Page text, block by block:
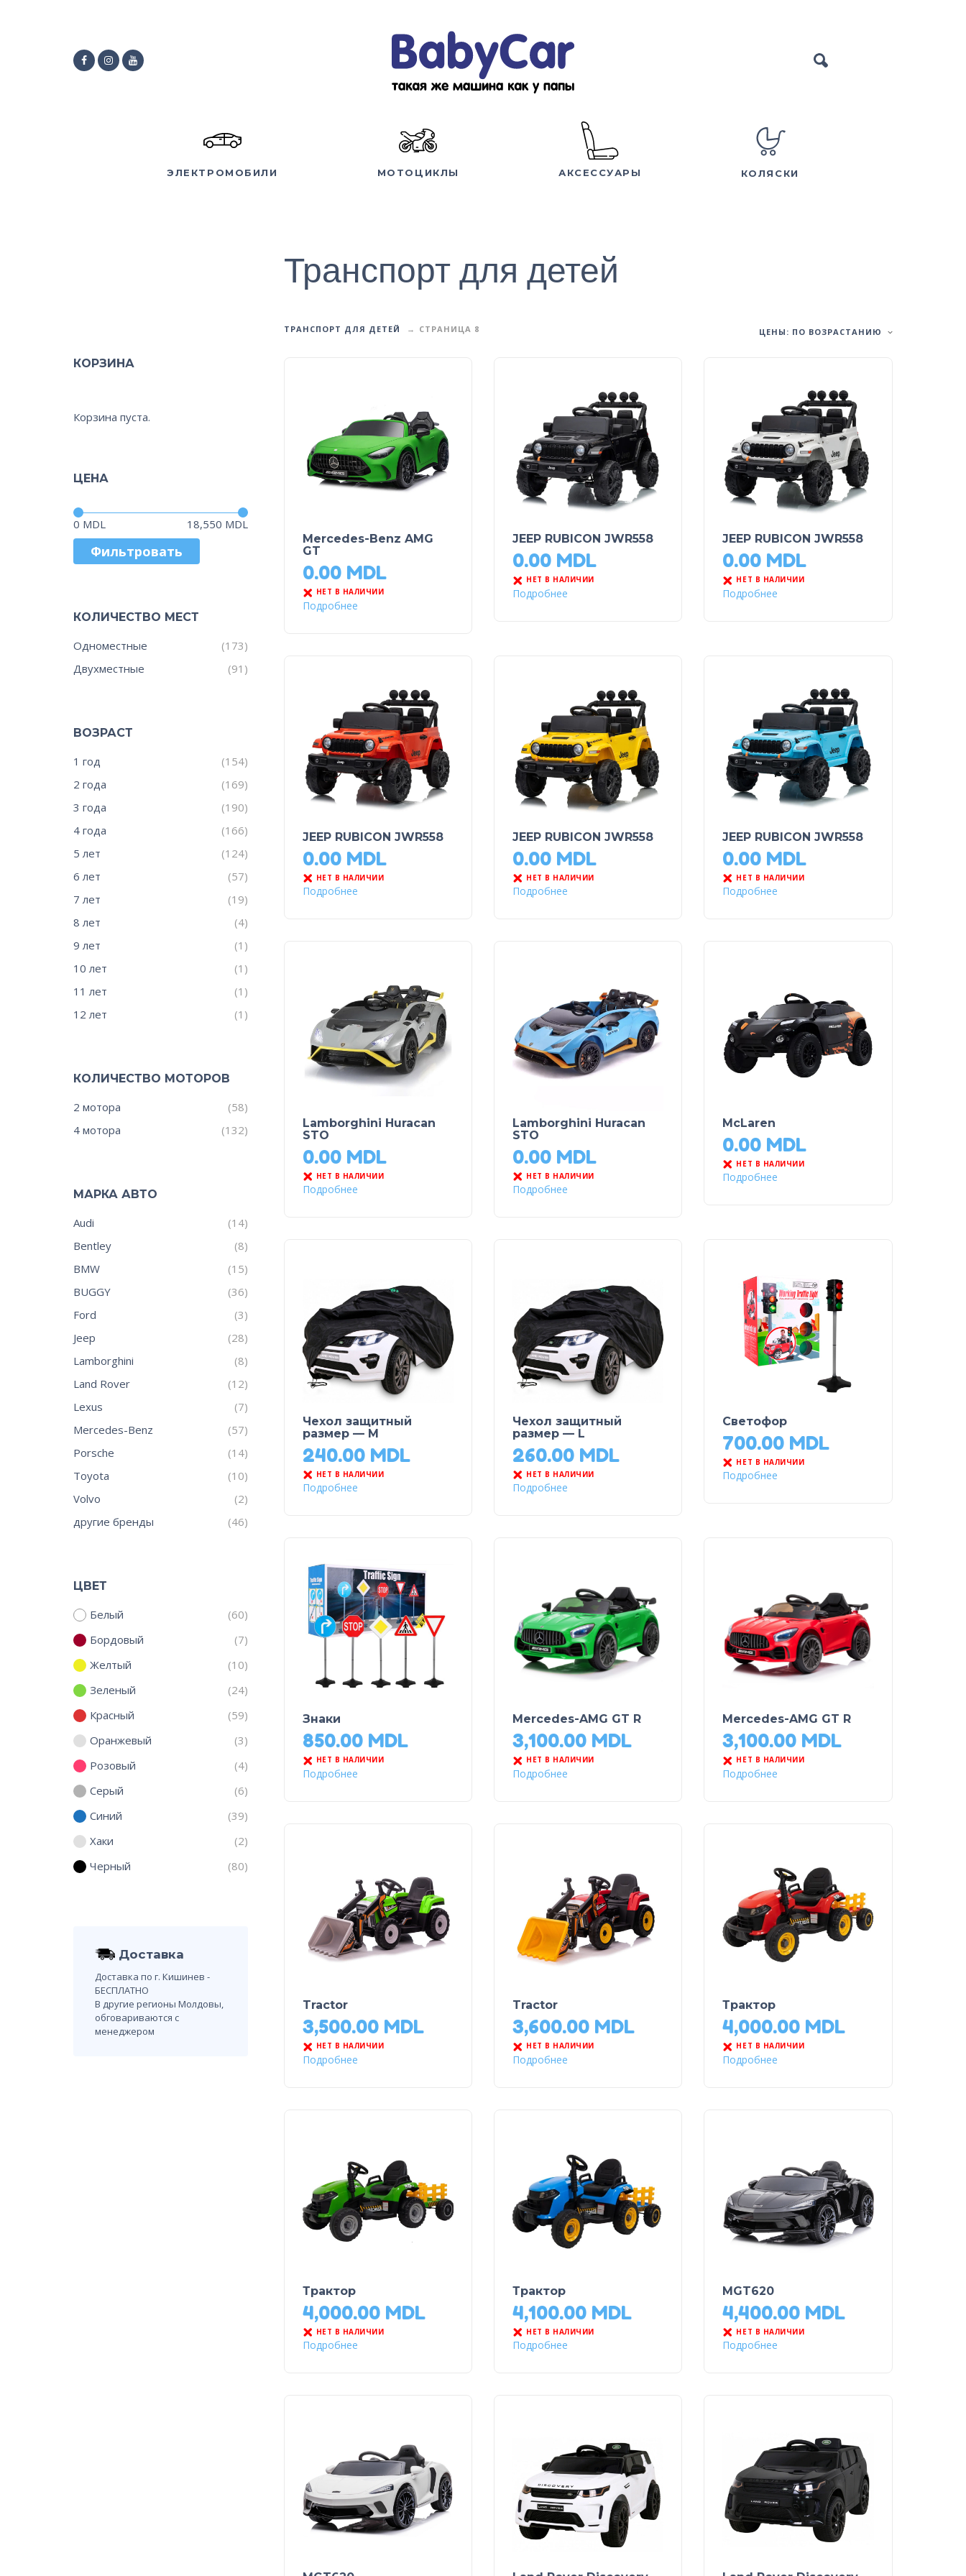
ЭЛЕКТРОМОБИЛИ МОТОЦИКЛЫ АКСЕССУАРЫ КОЛЯСКИ
Транспорт для детей
ТРАНСПОРТ ДЛЯ ДЕТЕЙ СТРАНИЦА 8 ЦЕНЫ: ПО ВОЗРАСТАНИЮ
КОРЗИНА
Корзина пуста.
ЦЕНА
Фильтровать
0 MDL 18,550 MDL
КОЛИЧЕСТВО МЕСТ
Одноместные
(173)
Двухместные
(91)
ВОЗРАСТ
1 год
(154)
2 года
(169)
3 года
(190)
4 года
(166)
5 лет
(124)
6 лет
(57)
7 лет
(19)
8 лет
(4)
9 лет
(1)
10 лет
(1)
11 лет
(1)
12 лет
(1)
КОЛИЧЕСТВО МОТОРОВ
2 мотора
(58)
4 мотора
(132)
МАРКА АВТО
Audi
(14)
Bentley
(8)
BMW
(15)
BUGGY
(36)
Ford
(3)
Jeep
(28)
Lamborghini
(8)
Land Rover
(12)
Lexus
(7)
Mercedes-Benz
(57)
Porsche
(14)
Toyota
(10)
Volvo
(2)
другие бренды
(46)
ЦВЕТ
Белый
(60)
Бордовый
(7)
Желтый
(10)
Зеленый
(24)
Красный
(59)
Оранжевый
(3)
Розовый
(4)
Серый
(6)
Синий
(39)
Хаки
(2)
Черный
(80)
Доставка
Доставка по г. Кишинев -
БЕСПЛАТНО
В другие регионы Молдовы,
обговариваются с
менеджером
Mercedes-Benz AMG
GT
0.00 MDL
НЕТ В НАЛИЧИИ
Подробнее
JEEP RUBICON JWR558
0.00 MDL
НЕТ В НАЛИЧИИ
Подробнее
JEEP RUBICON JWR558
0.00 MDL
НЕТ В НАЛИЧИИ
Подробнее
JEEP RUBICON JWR558
0.00 MDL
НЕТ В НАЛИЧИИ
Подробнее
JEEP RUBICON JWR558
0.00 MDL
НЕТ В НАЛИЧИИ
Подробнее
JEEP RUBICON JWR558
0.00 MDL
НЕТ В НАЛИЧИИ
Подробнее
Lamborghini Huracan
STO
0.00 MDL
НЕТ В НАЛИЧИИ
Подробнее
Lamborghini Huracan
STO
0.00 MDL
НЕТ В НАЛИЧИИ
Подробнее
McLaren
0.00 MDL
НЕТ В НАЛИЧИИ
Подробнее
Чехол защитный
размер — M
240.00 MDL
НЕТ В НАЛИЧИИ
Подробнее
Чехол защитный
размер — L
260.00 MDL
НЕТ В НАЛИЧИИ
Подробнее
Светофор
700.00 MDL
НЕТ В НАЛИЧИИ
Подробнее
Знаки
850.00 MDL
НЕТ В НАЛИЧИИ
Подробнее
Mercedes-AMG GT R
3,100.00 MDL
НЕТ В НАЛИЧИИ
Подробнее
Mercedes-AMG GT R
3,100.00 MDL
НЕТ В НАЛИЧИИ
Подробнее
Tractor
3,500.00 MDL
НЕТ В НАЛИЧИИ
Подробнее
Tractor
3,600.00 MDL
НЕТ В НАЛИЧИИ
Подробнее
Трактор
4,000.00 MDL
НЕТ В НАЛИЧИИ
Подробнее
Трактор
4,000.00 MDL
НЕТ В НАЛИЧИИ
Подробнее
Трактор
4,100.00 MDL
НЕТ В НАЛИЧИИ
Подробнее
MGT620
4,400.00 MDL
НЕТ В НАЛИЧИИ
Подробнее